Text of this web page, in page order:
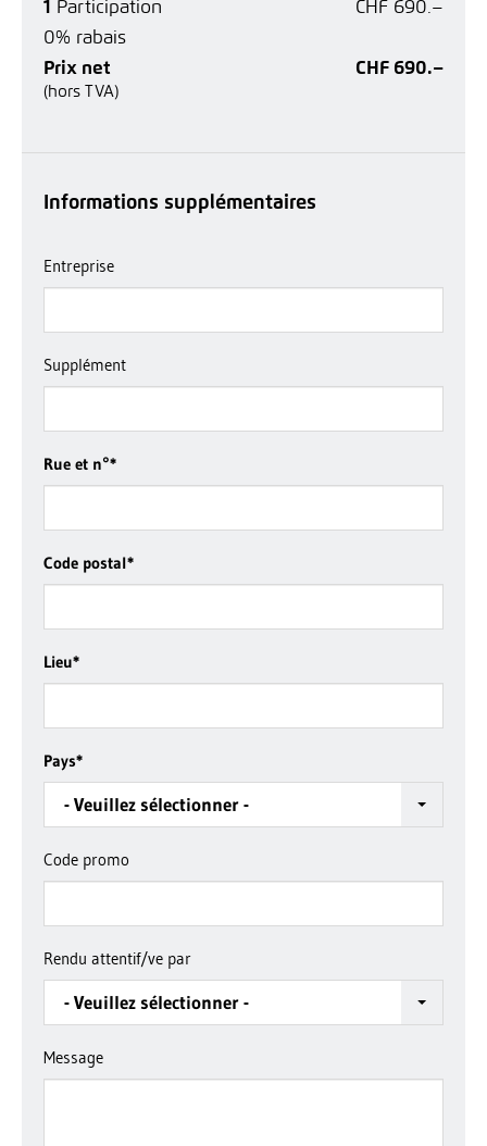
1 Participation
CHF 690.–
0% rabais
Prix net
(hors TVA)
CHF 690.–
Informations supplémentaires
Entreprise
Supplément
Rue et n°*
Code postal*
Lieu*
Pays*
- Veuillez sélectionner -
Code promo
Rendu attentif/ve par
- Veuillez sélectionner -
Message